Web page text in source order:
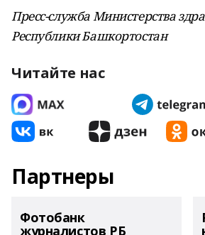
Пресс-служба Министерства
Республики Башкортостан
Читайте нас
Партнеры
Фотобанк
журналистов РБ